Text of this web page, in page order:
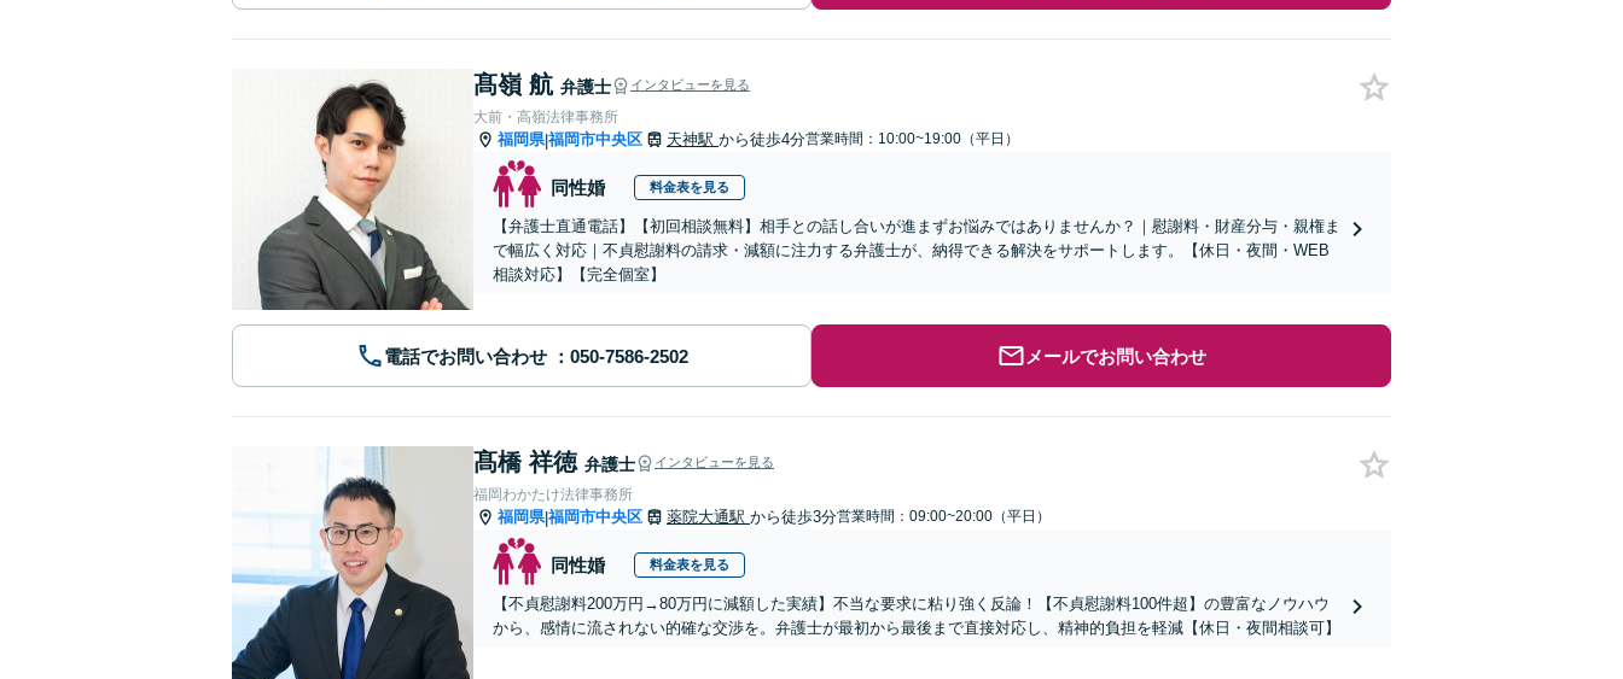
髙嶺 航 弁護士 インタビューを見る
大前・高嶺法律事務所
福岡県|福岡市中央区 天神駅 から徒歩4分営業時間：10:00~19:00（平日）
同性婚 料金表を見る
【弁護士直通電話】【初回相談無料】相手との話し合いが進まずお悩みではありませんか？｜慰謝料・財産分与・親権ま
で幅広く対応｜不貞慰謝料の請求・減額に注力する弁護士が、納得できる解決をサポートします。【休日・夜間・WEB
相談対応】【完全個室】
電話でお問い合わせ メールでお問い合わせ
髙橋 祥徳 弁護士 インタビューを見る
福岡わかたけ法律事務所
福岡県|福岡市中央区 薬院大通駅 から徒歩3分営業時間：09:00~20:00（平日）
同性婚 料金表を見る
【不貞慰謝料200万円→80万円に減額した実績】不当な要求に粘り強く反論！【不貞慰謝料100件超】の豊富なノウハウ
から、感情に流されない的確な交渉を。弁護士が最初から最後まで直接対応し、精神的負担を軽減【休日・夜間相談可】